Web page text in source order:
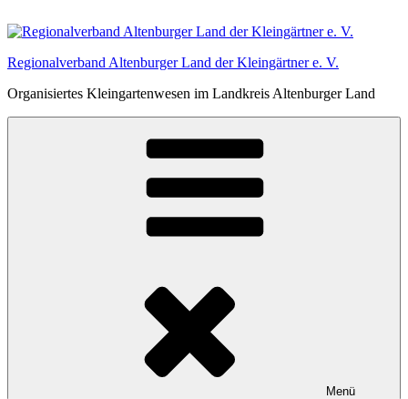
Inhalt
Regionalverband Altenburger Land der Kleingärtner e. V.
Organisiertes Kleingartenwesen im Landkreis Altenburger Land
Menü